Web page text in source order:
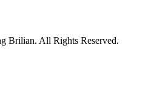
Brilian. All Rights Reserved.